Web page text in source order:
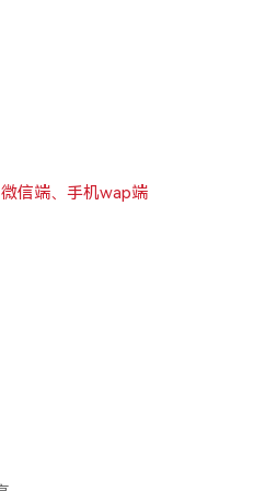
信端、手机wap端